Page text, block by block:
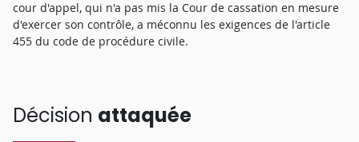
cour d'appel, qui n'a pas mis la Cour de cassation en mesure
d'exercer son contrôle, a méconnu les exigences de l'article
455 du code de procédure civile.
Décision attaquée